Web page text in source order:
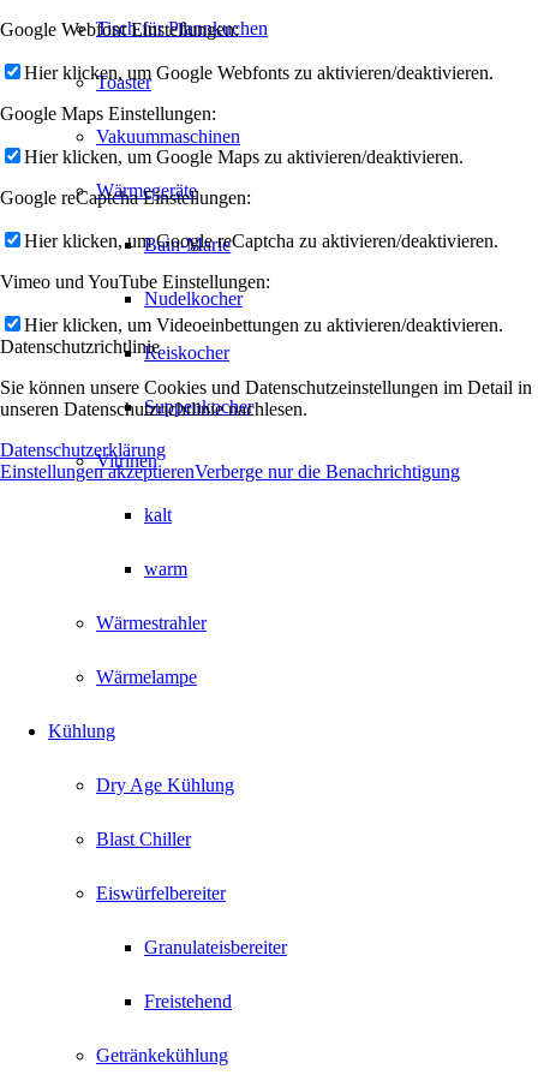
Tisch für Pfannkuchen
Toaster
Vakuummaschinen
Wärmegeräte
Bain-Marie
Nudelkocher
Reiskocher
Suppenkocher
Vitrinen
kalt
warm
Wärmestrahler
Wärmelampe
Kühlung
Dry Age Kühlung
Blast Chiller
Eiswürfelbereiter
Granulateisbereiter
Freistehend
Getränkekühlung
Google Webfont Einstellungen:
Hier klicken, um Google Webfonts zu aktivieren/deaktivieren.
Google Maps Einstellungen:
Hier klicken, um Google Maps zu aktivieren/deaktivieren.
Google reCaptcha Einstellungen:
Hier klicken, um Google reCaptcha zu aktivieren/deaktivieren.
Vimeo und YouTube Einstellungen:
Hier klicken, um Videoeinbettungen zu aktivieren/deaktivieren.
Datenschutzrichtlinie
Sie können unsere Cookies und Datenschutzeinstellungen im Detail in
unseren Datenschutzrichtlinie nachlesen.
Datenschutzerklärung
Einstellungen akzeptierenVerberge nur die Benachrichtigung